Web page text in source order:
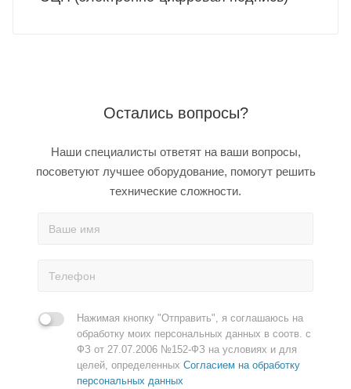
Остались вопросы?
Наши специалисты ответят на ваши вопросы,
посоветуют лучшее оборудование, помогут решить
технические сложности.
Нажимая кнопку "Отправить", я соглашаюсь на
обработку моих персональных данных в соотв. с
ФЗ от 27.07.2006 №152-ФЗ на условиях и для
целей, определенных Согласием на обработку
персональных данных